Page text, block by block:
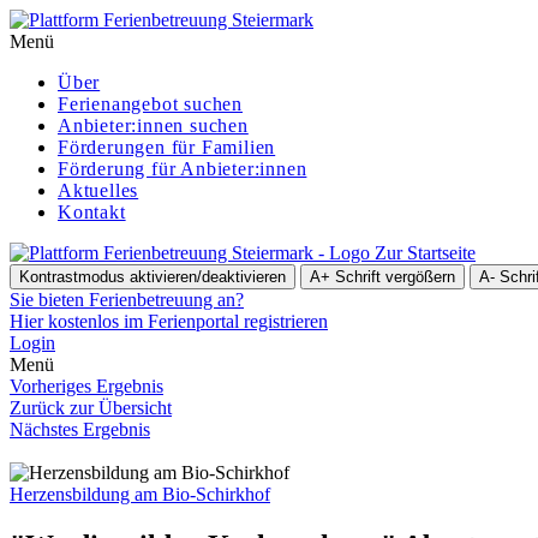
Menü
Über
Ferienangebot suchen
Anbieter:innen suchen
För­de­run­gen für Familien
Förderung für Anbieter:innen
Aktuelles
Kontakt
Zur Startseite
Kontrastmodus aktivieren/deaktivieren A+ Schrift vergößern A-
Sie bieten Ferienbetreuung an?
Hier kostenlos im Ferienportal registrieren
Login
Menü
Vorheriges Ergebnis
Zurück zur Übersicht
Nächstes Ergebnis
Herzensbildung am Bio-Schirkhof